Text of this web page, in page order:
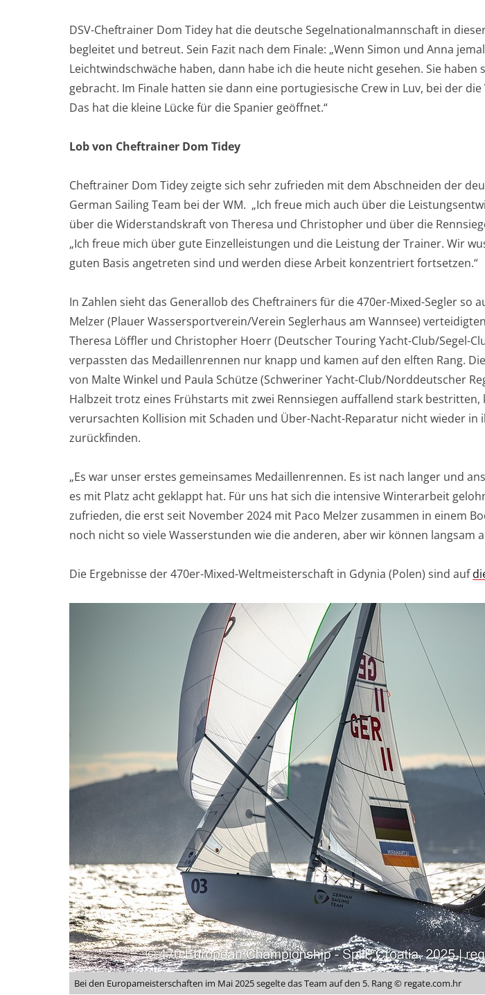
DSV-Cheftrainer Dom Tidey hat die deutsche Segelnationalmannschaft in
begleitet und betreut. Sein Fazit nach dem Finale: „Wenn Simon und Anna
Leichtwindschwäche haben, dann habe ich die heute nicht gesehen. Sie haben
gebracht. Im Finale hatten sie dann eine portugiesische Crew in Luv, bei der
Das hat die kleine Lücke für die Spanier geöffnet.“
Lob von Cheftrainer Dom Tidey
Cheftrainer Dom Tidey zeigte sich sehr zufrieden mit dem Abschneiden der
German Sailing Team bei der WM. „Ich freue mich auch über die
über die Widerstandskraft von Theresa und Christopher und über die
„Ich freue mich über gute Einzelleistungen und die Leistung der Trainer. Wir
guten Basis angetreten sind und werden diese Arbeit konzentriert fortsetzen.“
In Zahlen sieht das Generallob des Cheftrainers für die 470er-Mixed-Segler so
Melzer (Plauer Wassersportverein/Verein Seglerhaus am Wannsee)
Theresa Löffler und Christopher Hoerr (Deutscher Touring Yacht-Club/Segel-
verpassten das Medaillenrennen nur knapp und kamen auf den elften Rang.
von Malte Winkel und Paula Schütze (Schweriner Yacht-Club/Norddeutscher
Halbzeit trotz eines Frühstarts mit zwei Rennsiegen auffallend stark
verursachten Kollision mit Schaden und Über-Nacht-Reparatur nicht wieder in
zurückfinden.
„Es war unser erstes gemeinsames Medaillenrennen. Es ist nach langer und
es mit Platz acht geklappt hat. Für uns hat sich die intensive Winterarbeit
zufrieden, die erst seit November 2024 mit Paco Melzer zusammen in einem
noch nicht so viele Wasserstunden wie die anderen, aber wir können langsam
Die Ergebnisse der 470er-Mixed-Weltmeisterschaft in Gdynia (Polen) sind auf
Bei den Europameisterschaften im Mai 2025 segelte das Team auf den 5. Rang © regate.com.hr